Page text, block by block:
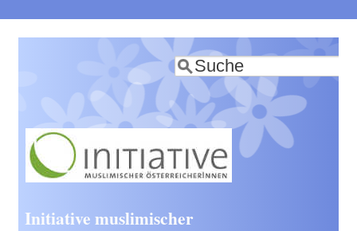
zum
Inhalt
Suche
Initiative muslimischer